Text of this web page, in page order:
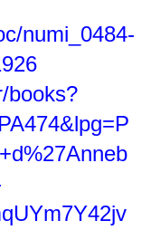
numi_0484-
books?